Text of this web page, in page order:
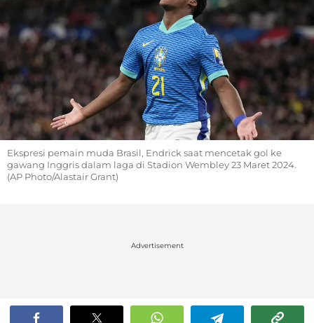
Ekspresi pemain muda Brasil, Endrick saat mencetak gol ke
gawang Inggris dalam laga di Stadion Wembley 23 Maret 2024.
(AP Photo/Alastair Grant)
Advertisement